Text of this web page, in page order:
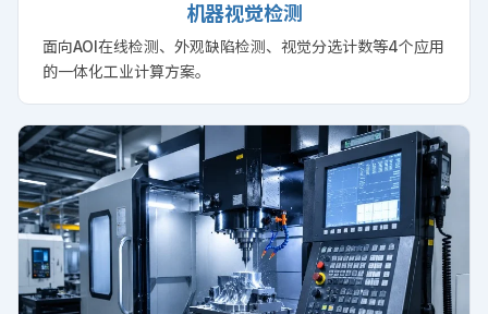
机器视觉检测
面向AOI在线检测、外观缺陷检测、视觉分选计数等4个应用
的一体化工业计算方案。